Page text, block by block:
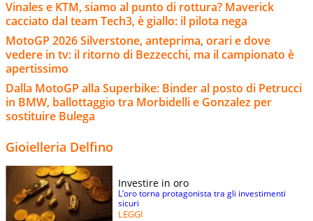
Vinales e KTM, siamo al punto di rottura? Maverick
cacciato dal team Tech3, è giallo: il pilota nega
MotoGP 2026 Silverstone, anteprima, orari e dove
vedere in tv: il ritorno di Bezzecchi, ma il campionato è
apertissimo
Dalla MotoGP alla Superbike: Binder al posto di Petrucci
in BMW, ballottaggio tra Morbidelli e Gonzalez per
sostituire Bulega
Gioielleria Delfino
Investire in oro
L’oro torna protagonista tra gli investimenti
sicuri
LEGGI